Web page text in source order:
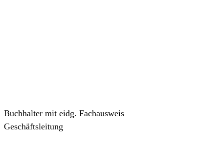
Buchhalter mit eidg. Fachausweis
Geschäftsleitung